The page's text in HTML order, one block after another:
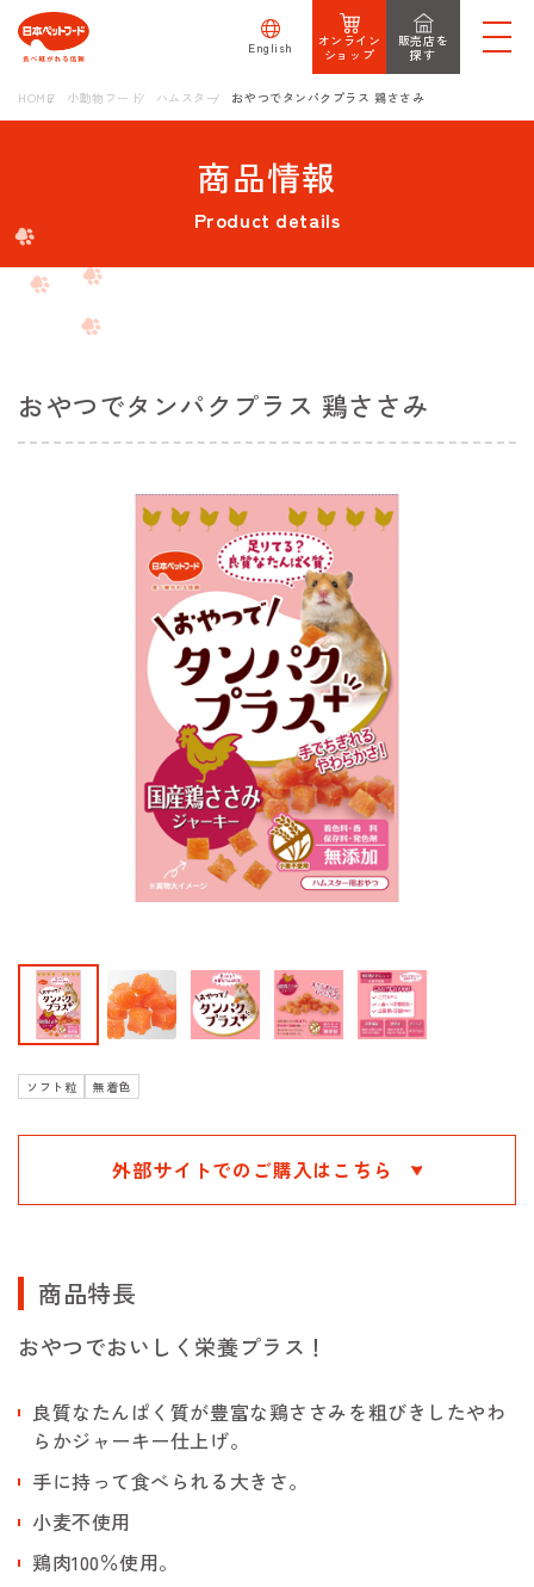
English
オンライン
ショップ
販売店を
探す
HOME 小動物フード ハムスター おやつでタンパクプラス 鶏ささみ
商品情報
Product details
おやつでタンパクプラス 鶏ささみ
ソフト粒 無着色
外部サイトでのご購入はこちら
商品特長
おやつでおいしく栄養プラス！
良質なたんぱく質が豊富な鶏ささみを粗びきしたやわ
らかジャーキー仕上げ。
手に持って食べられる大きさ。
小麦不使用
鶏肉100％使用。